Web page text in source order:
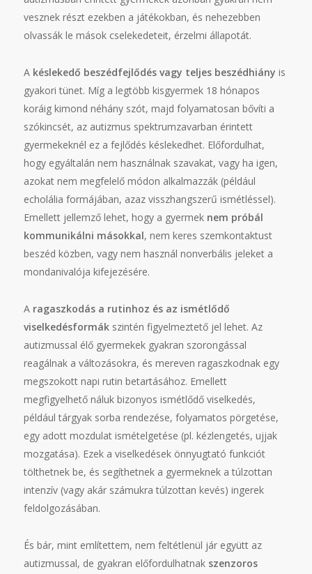
vesznek részt ezekben a játékokban, és nehezebben
olvassák le mások cselekedeteit, érzelmi állapotát.
A késlekedő beszédfejlődés vagy teljes beszédhiány is
gyakori tünet. Míg a legtöbb kisgyermek 18 hónapos
koráig kimond néhány szót, majd folyamatosan bővíti a
szókincsét, az autizmus spektrumzavarban érintett
gyermekeknél ez a fejlődés késlekedhet. Előfordulhat,
hogy egyáltalán nem használnak szavakat, vagy ha igen,
azokat nem megfelelő módon alkalmazzák (például
echolália formájában, azaz visszhangszerű ismétléssel).
Emellett jellemző lehet, hogy a gyermek nem próbál
kommunikálni másokkal, nem keres szemkontaktust
beszéd közben, vagy nem használ nonverbális jeleket a
mondanivalója kifejezésére.
A ragaszkodás a rutinhoz és az ismétlődő
viselkedésformákszintén figyelmeztető jel lehet. Az
autizmussal élő gyermekek gyakran szorongással
reagálnak a változásokra, és mereven ragaszkodnak egy
megszokott napi rutin betartásához. Emellett
megfigyelhető náluk bizonyos ismétlődő viselkedés,
például tárgyak sorba rendezése, folyamatos pörgetése,
egy adott mozdulat ismételgetése (pl. kézlengetés, ujjak
mozgatása). Ezek a viselkedések önnyugtató funkciót
tölthetnek be, és segíthetnek a gyermeknek a túlzottan
intenzív (vagy akár számukra túlzottan kevés) ingerek
feldolgozásában.
És bár, mint említettem, nem feltétlenül jár együtt az
autizmussal, de gyakran előfordulhatnak szenzoros